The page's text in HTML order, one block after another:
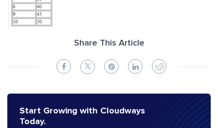
Share This Article
Start Growing with Cloudways
Today.